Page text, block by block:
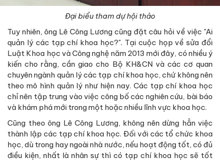
Đại biểu tham dự hội thảo
Tuy nhiên, ông Lê Công Lương cũng đặt câu hỏi về việc "Ai
quản lý các tạp chí khoa học?". Tại cuộc họp về sửa đổi
Luật Khoa học và Công nghệ năm 2013 mới đây, có nhiều ý
kiến cho rằng, cần giao cho Bộ KH&CN và các cơ quan
chuyên ngành quản lý các tạp chí khoa học, chứ không nên
theo mô hình quản lý như hiện nay. Các tạp chí khoa học
chỉ nên tập trung vào việc công bố các nghiên cứu, bài báo
và khám phá mới trong một hoặc nhiều lĩnh vực khoa học.
Cũng theo ông Lê Công Lương, không nên dừng hẳn việc
thành lập các tạp chí khoa học. Đối với các tổ chức khoa
học, dù trong hay ngoài nhà nước, nếu hoạt động tốt, có đủ
điều kiện, nhất là nhân sự thì có tạp chí khoa học sẽ tốt